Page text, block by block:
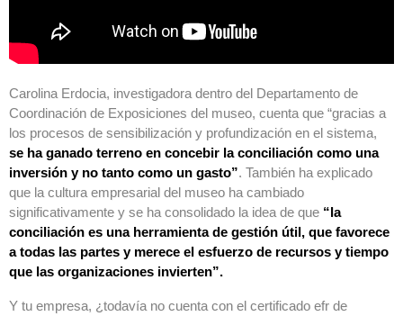
Carolina Erdocia, investigadora dentro del Departamento de
Coordinación de Exposiciones del museo, cuenta que “gracias a
los procesos de sensibilización y profundización en el sistema,
se ha ganado terreno en concebir la conciliación como una
inversión y no tanto como un gasto”. También ha explicado
que la cultura empresarial del museo ha cambiado
significativamente y se ha consolidado la idea de que “la
conciliación es una herramienta de gestión útil, que favorece
a todas las partes y merece el esfuerzo de recursos y tiempo
que las organizaciones invierten”.
Y tu empresa, ¿todavía no cuenta con el certificado efr de